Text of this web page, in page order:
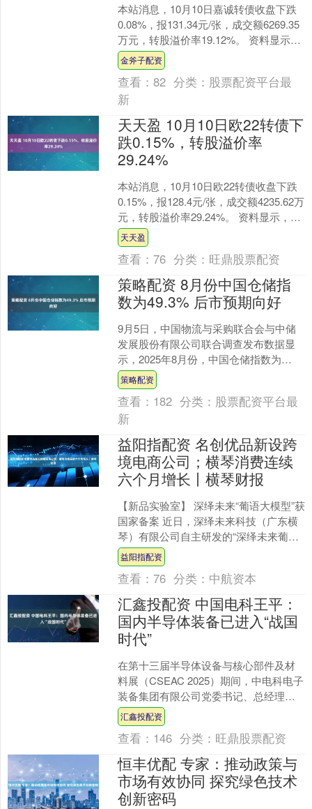
本站消息，10月10日嘉诚转债收盘下跌
0.08%，报131.34元/张，成交额6269.35
万元，转股溢价率19.12%。 资料显示，
嘉诚转债信用级别为“AA-....
金斧子配资
查看：82 分类： 股票配资平台最
新
天天盈 10月10日欧22转债下
跌0.15%，转股溢价率
29.24%
本站消息，10月10日欧22转债收盘下跌
0.15%，报128.4元/张，成交额4235.62万
元，转股溢价率29.24%。 资料显示，欧
22转债信用级别为“AA....
天天盈
查看：76 分类： 旺鼎股票配资
策略配资 8月份中国仓储指
数为49.3% 后市预期向好
9月5日，中国物流与采购联合会与中储
发展股份有限公司联合调查发布数据显
示，2025年8月份，中国仓储指数为
49.3%，较7月份回落0.8个百分点。 中储
发展股份....
策略配资
查看： 182 分类： 股票配资平台最
新
益阳指配资 名创优品新设跨
境电商公司；横琴消费连续
六个月增长丨横琴财报
【新品实验室】 深绎未来“葡语大模型”获
国家备案 近日，深绎未来科技（广东横
琴）有限公司自主研发的“深绎未来葡语
大模型”正式通过国家网信办生成式人工
智能服务备案....
益阳指配资
查看：76 分类： 中航资本
汇鑫投配资 中国电科王平：
国内半导体装备已进入“战国
时代”
在第十三届半导体设备与核心部件及材
料展（CSEAC 2025）期间，中电科电子
装备集团有限公司党委书记、总经理王
平表示，国内半导体装备已进入“战国时
代”，其中泛....
汇鑫投配资
查看： 146 分类： 旺鼎股票配资
恒丰优配 专家：推动政策与
市场有效协同 探究绿色技术
创新密码